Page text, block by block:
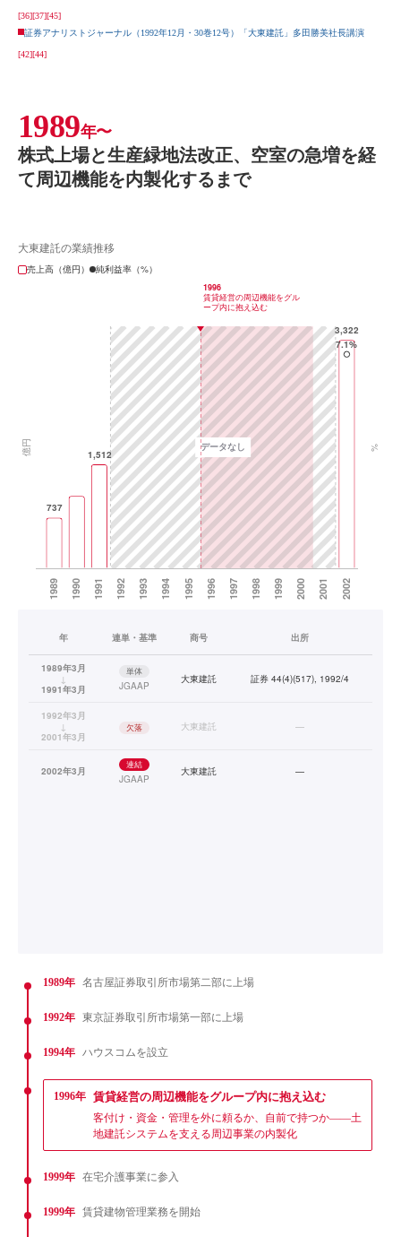
[36][37][45]
証券アナリストジャーナル（1992年12月・30巻12号）「大東建託」多田勝美社長講演
[42][44]
1989年〜
株式上場と生産緑地法改正、空室の急増を経
て周辺機能を内製化するまで
大東建託の業績推移
売上高（億円）
純利益率（%）
年 連単・基準 商号 出所
1989年3月
↓
1991年3月
単体
JGAAP
大東建託 証券 44(4)(517), 1992/4
1992年3月
↓
2001年3月
欠落 大東建託 —
2002年3月
連結
JGAAP
大東建託 —
1989年 名古屋証券取引所市場第二部に上場
1992年 東京証券取引所市場第一部に上場
1994年 ハウスコムを設立
1996年 賃貸経営の周辺機能をグループ内に抱え込む
客付け・資金・管理を外に頼るか、自前で持つか——土
地建託システムを支える周辺事業の内製化
1999年 在宅介護事業に参入
1999年 賃貸建物管理業務を開始